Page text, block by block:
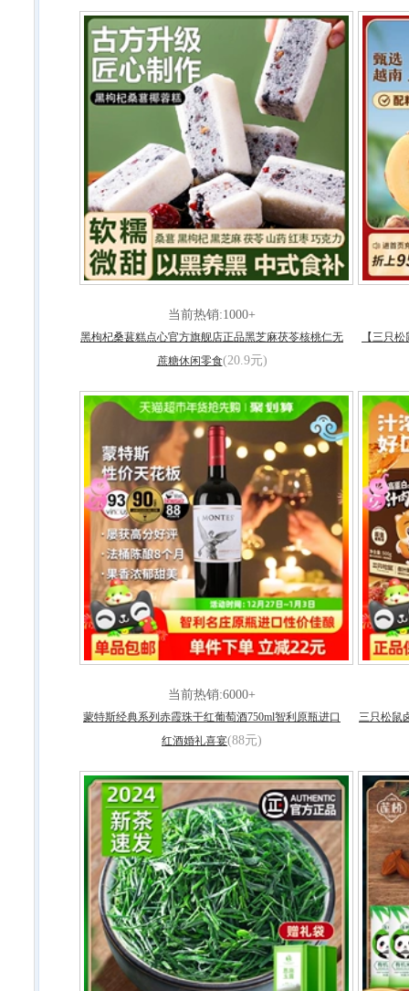
当前热销:1000+
黑枸杞桑葚糕点心官方旗舰店正品黑芝麻茯苓核桃仁无
蔗糖休闲零食(20.9元)
【三只
当前热销:6000+
蒙特斯经典系列赤霞珠干红葡萄酒750ml智利原瓶进口
红酒婚礼喜宴(88元)
三只松鼠